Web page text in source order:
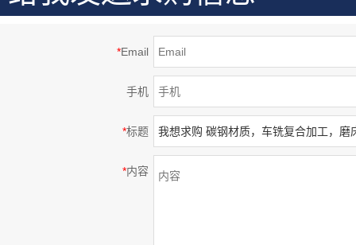
*Email
手机
*标题
*内容